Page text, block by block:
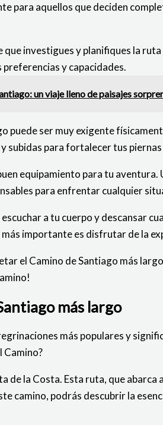
para aquellos que deciden
investigues y planifiques la
preferencias y capacidades.
un viaje lleno de paisajes
puede ser muy exigente
subidas para fortalecer tus
equipamiento para tu
para enfrentar cualquier
a tu cuerpo y descansar
importante es disfrutar de la
el Camino de Santiago más
más largo
más populares y
Camino?
de la Costa. Esta ruta, que
camino, podrás descubrir la